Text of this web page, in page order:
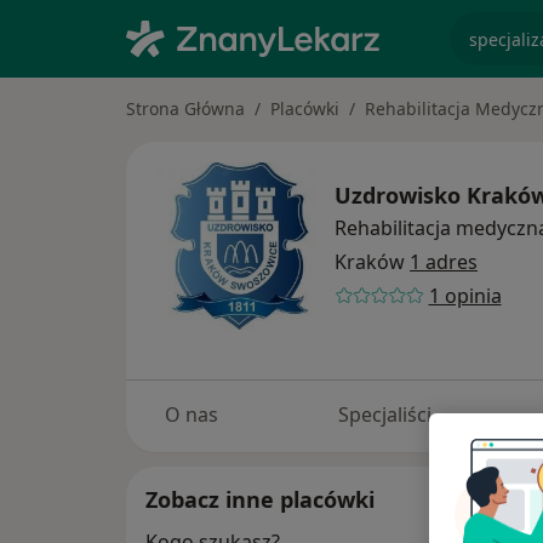
Strona Główna Placówki Rehabilitacja
Uzdrowisko
Rehabilitacja
Kraków 1 adres
1 opinia
O nas Specjaliści
Zobacz inne placówki